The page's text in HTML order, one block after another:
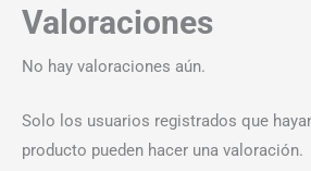
Valoraciones
No hay valoraciones aún.
Solo los usuarios registrados que
producto pueden hacer una valoración.